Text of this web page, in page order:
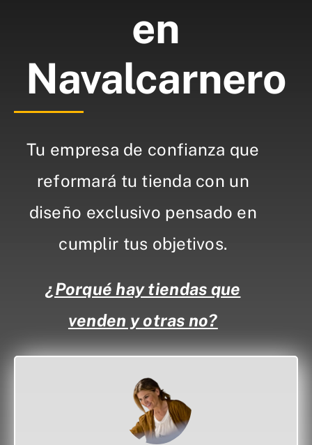
en
Navalcarnero
Tu empresa de confianza que
reformará tu tienda con un
diseño exclusivo pensado en
cumplir tus objetivos.
¿Porqué hay tiendas que
venden y otras no?